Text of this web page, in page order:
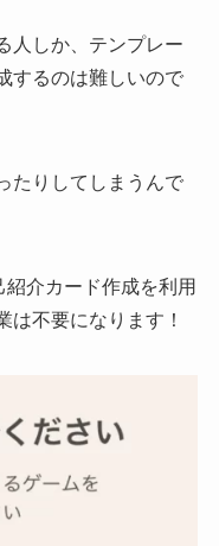
人しか、テンプレー
するのは難しいので
たりしてしまうんで
紹介カード作成を利用
は不要になります！